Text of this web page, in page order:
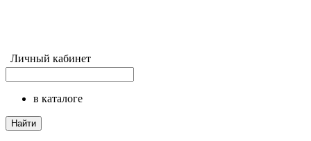
Личный кабинет
в каталоге
Найти